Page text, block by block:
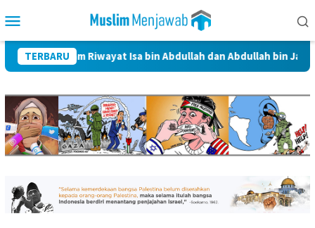
to
Menu
TERBARU
dalam Riwayat Isa bin Abdullah dan Abdullah bin Jafar Al-